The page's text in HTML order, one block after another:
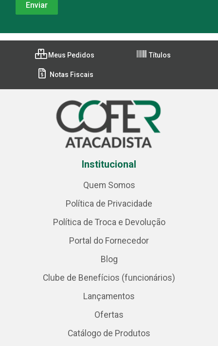
Meus Pedidos Títulos
Notas Fiscais
Institucional
Quem Somos
Política de Privacidade
Política de Troca e Devolução
Portal do Fornecedor
Blog
Clube de Benefícios (funcionários)
Lançamentos
Ofertas
Catálogo de Produtos